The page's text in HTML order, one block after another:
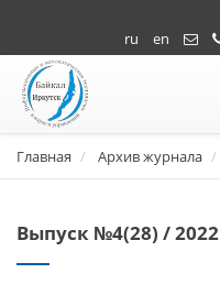
ru en
Главная Архив журнала
Выпуск №4(28) / 2022